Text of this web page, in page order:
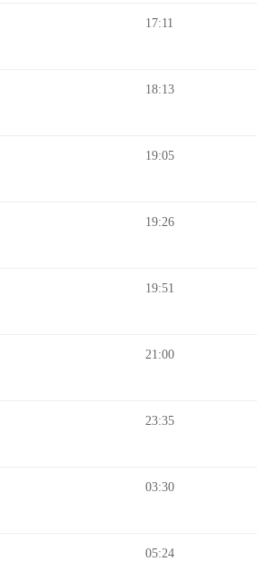
17:11
18:13
19:05
19:26
19:51
21:00
23:35
03:30
05:24